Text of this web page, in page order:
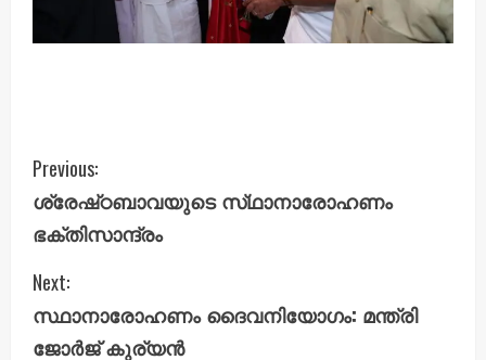
C
o
n
t
Previous:
ശ്രേഷ്‌ഠബാവയുടെ സ്‌ഥാനാരോഹണം
ഭക്‌തിസാന്ദ്രം
Next:
സ്ഥാനാരോഹണം ദൈവനിയോഗം: മന്ത്രി
ജോർജ് കുര്യൻ